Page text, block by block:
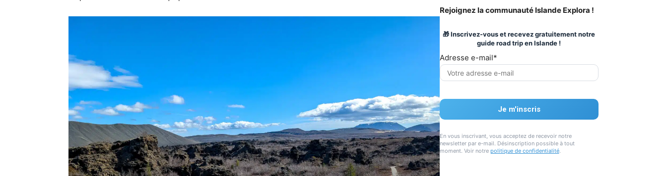
Rejoignez la communauté Islande Explora !
🎁 Inscrivez-vous et recevez gratuitement notre
guide road trip en Islande !
Adresse e-mail*
En vous inscrivant, vous acceptez de recevoir notre
newsletter par e-mail. Désinscription possible à tout
moment. Voir notre politique de confidentialité.